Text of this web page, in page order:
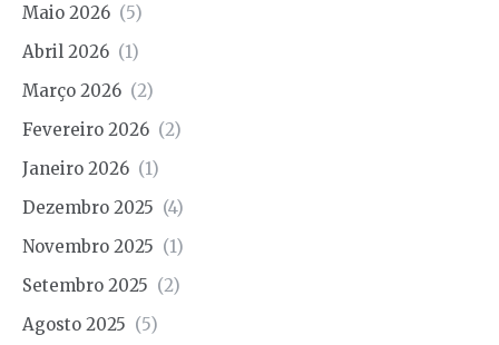
Maio 2026 (5)
Abril 2026 (1)
Março 2026 (2)
Fevereiro 2026 (2)
Janeiro 2026 (1)
Dezembro 2025 (4)
Novembro 2025 (1)
Setembro 2025 (2)
Agosto 2025 (5)